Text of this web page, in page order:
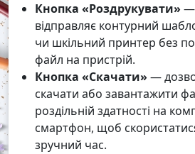
Кнопка «Роздрукувати» —
відправляє контурний
чи шкільний принтер без
файл на пристрій.
Кнопка «Скачати» —
скачати або завантажити
роздільній здатності на
смартфон, щоб
зручний час.